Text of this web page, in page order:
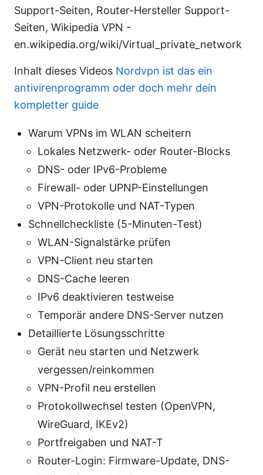
Support-Seiten, Router-Hersteller Support-
Seiten, Wikipedia VPN -
en.wikipedia.org/wiki/Virtual_private_network
Inhalt dieses Videos Nordvpn ist das ein
antivirenprogramm oder doch mehr dein
kompletter guide
Warum VPNs im WLAN scheitern
Lokales Netzwerk- oder Router-Blocks
DNS- oder IPv6-Probleme
Firewall- oder UPNP-Einstellungen
VPN-Protokolle und NAT-Typen
Schnellcheckliste (5-Minuten-Test)
WLAN-Signalstärke prüfen
VPN-Client neu starten
DNS-Cache leeren
IPv6 deaktivieren testweise
Temporär andere DNS-Server nutzen
Detaillierte Lösungsschritte
Gerät neu starten und Netzwerk
vergessen/reinkommen
VPN-Profil neu erstellen
Protokollwechsel testen (OpenVPN,
WireGuard, IKEv2)
Portfreigaben und NAT-T
Router-Login: Firmware-Update, DNS-